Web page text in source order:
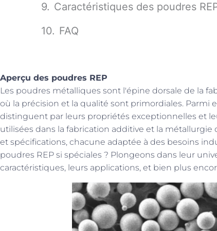
Caractéristiques des poudres
FAQ
Aperçu des poudres REP
Les poudres métalliques sont l'épine dorsale de la
où la précision et la qualité sont primordiales. Parmi
distinguent par leurs propriétés exceptionnelles et
utilisées dans la fabrication additive et la
et spécifications, chacune adaptée à des besoins
poudres REP si spéciales ? Plongeons dans leur
caractéristiques, leurs applications, et bien plus